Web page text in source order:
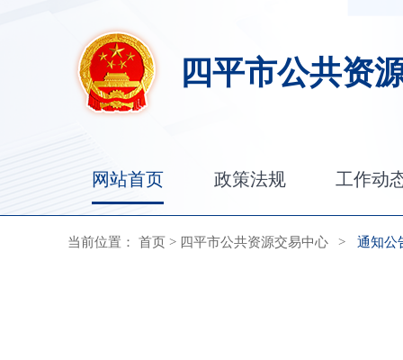
四平市公共资
网站首页 政策法规 工作动
当前位置： 首页 > 四平市公共资源交易中心 > 通知公